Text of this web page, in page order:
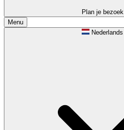
Plan je bezoek
Menu
Nederlands